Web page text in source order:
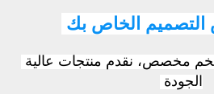
الخاص بك
الجودة